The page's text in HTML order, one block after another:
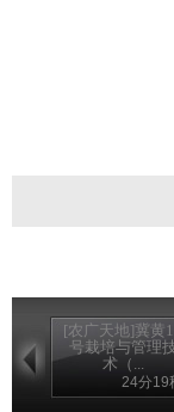
[农广天地]冀黄
号栽培与管理
术（...
24分19